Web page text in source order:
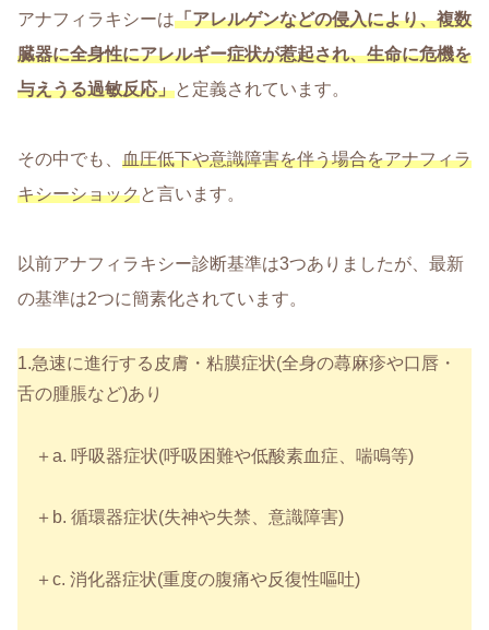
アナフィラキシーは「アレルゲンなどの侵入により、複数
臓器に全身性にアレルギー症状が惹起され、生命に危機を
与えうる過敏反応」と定義されています。
その中でも、 血圧低下や意識障害を伴う場合をアナフィラ
キシーショックと言います。
以前アナフィラキシー診断基準は3つありましたが、最新
の基準は2つに簡素化されています。
1.急速に進行する皮膚・粘膜症状(全身の蕁麻疹や口唇・
舌の腫脹など)あり
＋a. 呼吸器症状(呼吸困難や低酸素血症、喘鳴等)
＋b. 循環器症状(失神や失禁、意識障害)
＋c. 消化器症状(重度の腹痛や反復性嘔吐)